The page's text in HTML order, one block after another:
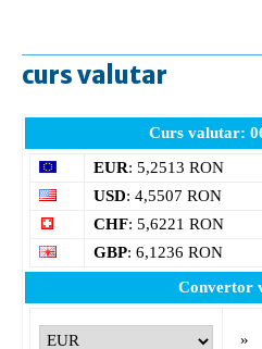
curs valutar
Curs valutar:
EUR: 5,2513 RON
USD: 4,5507 RON
CHF: 5,6221 RON
GBP: 6,1236 RON
Convertor
»